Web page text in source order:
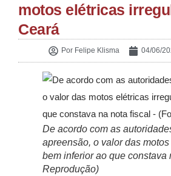
motos elétricas
Ceará
Por Felipe Klisma 04/06/
De acordo com as
apreensão, o valor das
bem inferior ao que constava
Reprodução)